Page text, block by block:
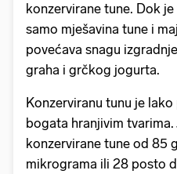
konzervirane tune. Dok
samo mješavina tune i
povećava snagu
graha i grčkog jogurta.
Konzerviranu tunu je
bogata hranjivim
konzervirane tune od 85
mikrograma ili 28 posto